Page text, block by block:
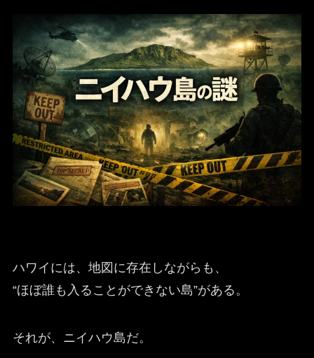
ハワイには、地図に存在しながらも、
“ほぼ誰も入ることができない島”がある。
それが、ニイハウ島だ。